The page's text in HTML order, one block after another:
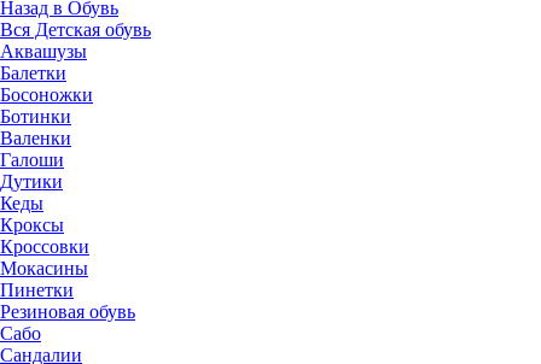
Назад в Обувь
Вся Детская обувь
Аквашузы
Балетки
Босоножки
Ботинки
Валенки
Галоши
Дутики
Кеды
Кроксы
Кроссовки
Мокасины
Пинетки
Резиновая обувь
Сабо
Сандалии